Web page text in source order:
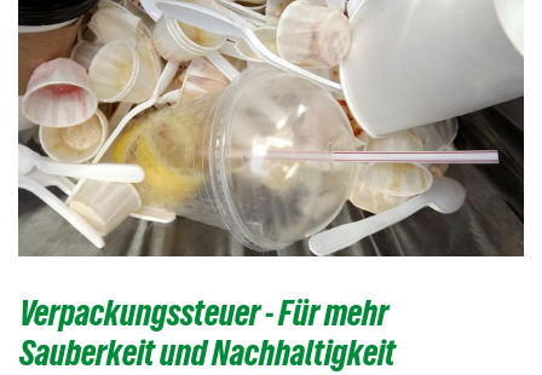
Verpackungssteuer - Für mehr
Sauberkeit und Nachhaltigkeit